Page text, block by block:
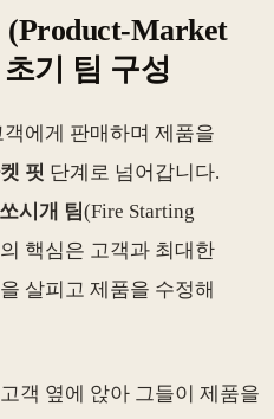
(Product-Market
기 팀 구성
에게 판매하며 제품을
핏 단계로 넘어갑니다.
시개 팀(Fire Starting
핵심은 고객과 최대한
살피고 제품을 수정해
객 옆에 앉아 그들이 제품을